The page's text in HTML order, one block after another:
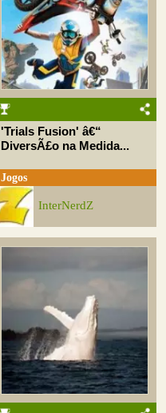
'Trials Fusion' â€“
DiversÃ£o na Medida...
Jogos
InterNerdZ